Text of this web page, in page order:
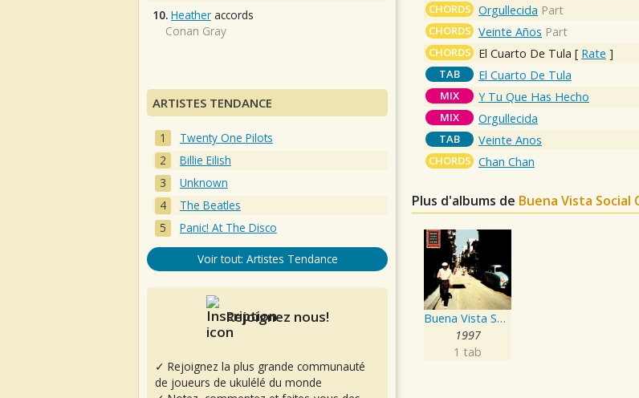
CHORDS Orgullecida Part
CHORDS Veinte Años Part
CHORDS El Cuarto De Tula [ Rate ]
TAB El Cuarto De Tula
MIX Y Tu Que Has Hecho
MIX Orgullecida
TAB Veinte Anos
CHORDS Chan Chan
Plus d'albums de Buena Vista Social
Buena Vista Social Club
1997
1 tab
10. Heather accords
Conan Gray
ARTISTES TENDANCE
Twenty One Pilots
Billie Eilish
Unknown
The Beatles
Panic! At The Disco
Voir tout: Artistes Tendance
Rejoignez nous!
✓ Rejoignez la plus grande communauté
de joueurs de ukulélé du monde